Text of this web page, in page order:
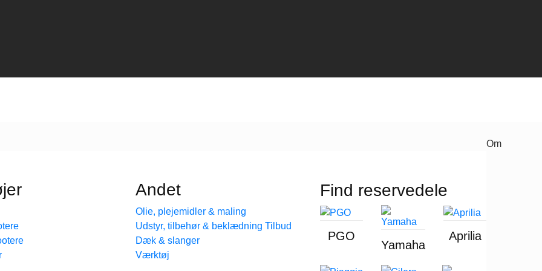
Andet
Olie, plejemidler & maling
Udstyr, tilbehør & beklædning
Dæk & slanger
Værktøj
Find reservedele
PGO
Yamaha
Aprilia
Om